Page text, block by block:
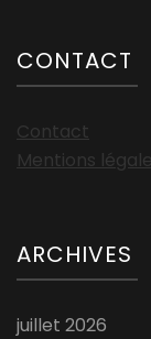
CONTACT
Contact
Mentions
ARCHIVES
juillet 2026